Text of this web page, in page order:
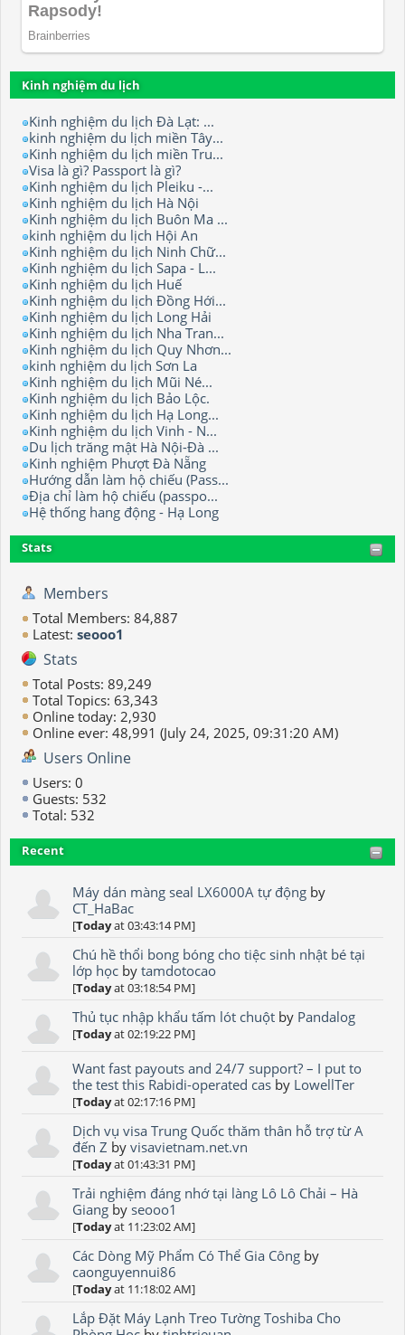
Kinh nghiệm du lịch
Kinh nghiệm du lịch Đà Lạt: ...
kinh nghiệm du lịch miền Tây...
Kinh nghiệm du lịch miền Tru...
Visa là gì? Passport là gì?
Kinh nghiệm du lịch Pleiku -...
Kinh nghiệm du lịch Hà Nội
Kinh nghiệm du lịch Buôn Ma ...
kinh nghiệm du lịch Hội An
Kinh nghiệm du lịch Ninh Chữ...
Kinh nghiệm du lịch Sapa - L...
Kinh nghiệm du lịch Huế
Kinh nghiệm du lịch Đồng Hới...
Kinh nghiệm du lịch Long Hải
Kinh nghiệm du lịch Nha Tran...
Kinh nghiệm du lịch Quy Nhơn...
kinh nghiệm du lịch Sơn La
Kinh nghiệm du lịch Mũi Né...
Kinh nghiệm du lịch Bảo Lộc.
Kinh nghiệm du lịch Hạ Long...
Kinh nghiệm du lịch Vinh - N...
Du lịch trăng mật Hà Nội-Đà ...
Kinh nghiệm Phượt Đà Nẵng
Hướng dẫn làm hộ chiếu (Pass...
Địa chỉ làm hộ chiếu (passpo...
Hệ thống hang động - Hạ Long
Stats
Members
Total Members: 84,887
Latest: seooo1
Stats
Total Posts: 89,249
Total Topics: 63,343
Online today: 2,930
Online ever: 48,991 (July 24, 2025, 09:31:20 AM)
Users Online
Users: 0
Guests: 532
Total: 532
Recent
Máy dán màng seal LX6000A tự động by
CT_HaBac
[Todayat 03:43:14 PM]
Chú hề thổi bong bóng cho tiệc sinh nhật bé tại
lớp học bytamdotocao
[Todayat 03:18:54 PM]
Thủ tục nhập khẩu tấm lót chuột by Pandalog
[Todayat 02:19:22 PM]
Want fast payouts and 24/7 support? – I put to
the test this Rabidi-operated cas by LowellTer
[Todayat 02:17:16 PM]
Dịch vụ visa Trung Quốc thăm thân hỗ trợ từ A
đến Z byvisavietnam.net.vn
[Todayat 01:43:31 PM]
Trải nghiệm đáng nhớ tại làng Lô Lô Chải – Hà
Giang byseooo1
[Todayat 11:23:02 AM]
Các Dòng Mỹ Phẩm Có Thể Gia Công by
caonguyennui86
[Todayat 11:18:02 AM]
Lắp Đặt Máy Lạnh Treo Tường Toshiba Cho